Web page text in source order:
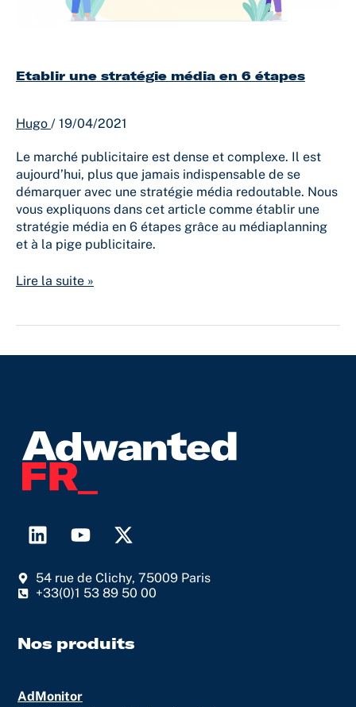
Etablir une stratégie média en 6 étapes
Hugo / 19/04/2021
Le marché publicitaire est dense et complexe. Il est
aujourd’hui, plus que jamais indispensable de se
démarquer avec une stratégie média redoutable. Nous
vous expliquons dans cet article comme établir une
stratégie média en 6 étapes grâce au médiaplanning
et à la pige publicitaire.
Lire la suite »
L
i
k
e
i
Y
o
t
u
e
X
-
w
i
t
54 rue de Clichy, 75009 Paris
+33(0)1 53 89 50 00
Nos produits
AdMonitor